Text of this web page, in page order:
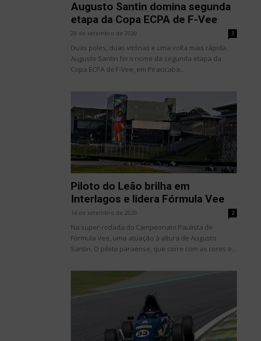
Augusto Santin domina segunda
etapa da Copa ECPA de F-Vee
28 de setembro de 2020 3
Duas poles, duas vitórias e uma volta mais rápida.
Augusto Santin foi o nome da segunda etapa da
Copa ECPA de F-Vee, em Piracicaba...
Piloto do Leão brilha em
Interlagos e lidera Fórmula Vee
14 de setembro de 2020 2
Na super-rodada do Campeonato Paulista de
Fórmula Vee, uma atuação à altura de Augusto
Santin. O piloto paraense, que corre com as cores e...